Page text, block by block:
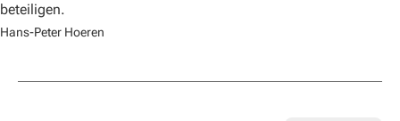
beteiligen.
Hans-Peter Hoeren